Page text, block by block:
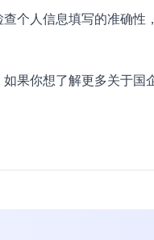
查个人信息填写的准确性
果你想了解更多关于国